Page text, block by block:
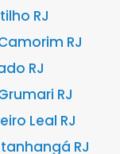
RJ
RJ
RJ
RJ
Leal RJ
RJ